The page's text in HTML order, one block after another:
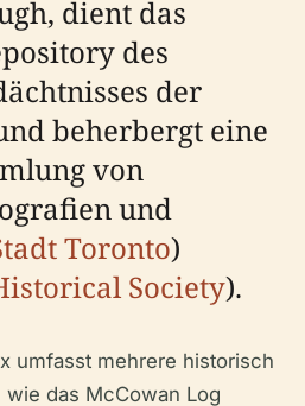
dient das
des
der
beherbergt eine
von
und
Toronto)
Society).
umfasst mehrere historisch
das McCowan Log